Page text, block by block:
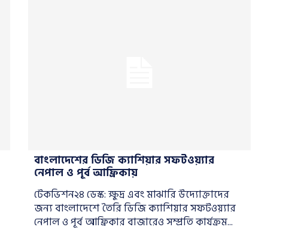
বাংলাদেশের ডিজি ক্যাশিয়ার সফটওয়্যার
নেপাল ও পূর্ব আফ্রিকায়
টেকভিশন২৪ ডেস্ক: ক্ষুদ্র এবং মাঝারি উদ্যোক্তাদের
জন্য বাংলাদেশে তৈরি ডিজি ক্যাশিয়ার সফটওয়্যার
নেপাল ও পূর্ব আফ্রিকার বাজারেও সম্প্রতি কার্যক্রম...